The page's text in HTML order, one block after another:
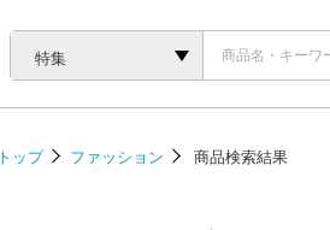
特集
トップ ファッション 商品検索結果